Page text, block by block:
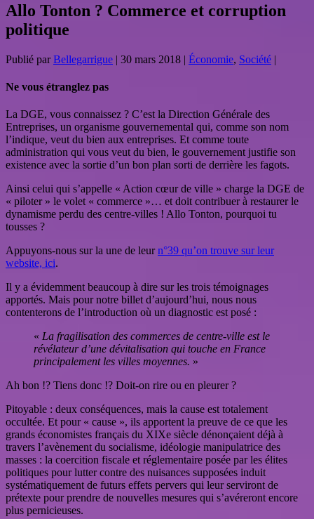
Allo Tonton ? Commerce et corruption
politique
Publié parBellegarrigue | 30 mars 2018 | Économie, Société |
Ne vous étranglez pas
La DGE, vous connaissez ? C’est la Direction Générale des
Entreprises, un organisme gouvernemental qui, comme son nom
l’indique, veut du bien aux entreprises. Et comme toute
administration qui vous veut du bien, le gouvernement justifie son
existence avec la sortie d’un bon plan sorti de derrière les fagots.
Ainsi celui qui s’appelle « Action cœur de ville » charge la DGE de
« piloter » le volet « commerce »… et doit contribuer à restaurer le
dynamisme perdu des centre-villes ! Allo Tonton, pourquoi tu
tousses ?
Appuyons-nous sur la une de leurn°39 qu’on trouve sur leur
website, ici.
Il y a évidemment beaucoup à dire sur les trois témoignages
apportés. Mais pour notre billet d’aujourd’hui, nous nous
contenterons de l’introduction où un diagnostic est posé :
« La fragilisation des commerces de centre-ville est le
révélateur d’une dévitalisation qui touche en France
principalement les villes moyennes. »
Ah bon !? Tiens donc !? Doit-on rire ou en pleurer ?
Pitoyable : deux conséquences, mais la cause est totalement
occultée. Et pour « cause », ils apportent la preuve de ce que les
grands économistes français du XIXe siècle dénonçaient déjà à
travers l’avènement du socialisme, idéologie manipulatrice des
masses : la coercition fiscale et réglementaire posée par les élites
politiques pour lutter contre des nuisances supposées induit
systématiquement de futurs effets pervers qui leur serviront de
prétexte pour prendre de nouvelles mesures qui s’avéreront encore
plus pernicieuses.